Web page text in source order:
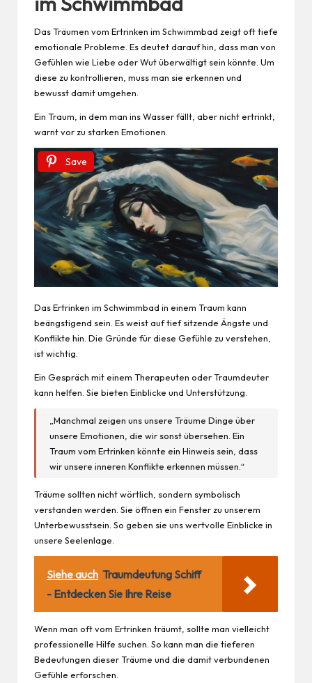
Das Träumen vom Ertrinken im Schwimmbad zeigt oft tiefe
emotionale Probleme. Es deutet darauf hin, dass man von
Gefühlen wie Liebe oder Wut überwältigt sein könnte. Um
diese zu kontrollieren, muss man sie erkennen und
bewusst damit umgehen.
Ein Traum, in dem man ins Wasser fällt, aber nicht ertrinkt,
warnt vor zu starken Emotionen.
Save
Das Ertrinken im Schwimmbad in einem Traum kann
beängstigend sein. Es weist auf tief sitzende Ängste und
Konflikte hin. Die Gründe für diese Gefühle zu verstehen,
ist wichtig.
Ein Gespräch mit einem Therapeuten oder Traumdeuter
kann helfen. Sie bieten Einblicke und Unterstützung.
„Manchmal zeigen uns unsere Träume Dinge über
unsere Emotionen, die wir sonst übersehen. Ein
Traum vom Ertrinken könnte ein Hinweis sein, dass
wir unsere inneren Konflikte erkennen müssen.“
Träume sollten nicht wörtlich, sondern symbolisch
verstanden werden. Sie öffnen ein Fenster zu unserem
Unterbewusstsein. So geben sie uns wertvolle Einblicke in
unsere Seelenlage.
Siehe auch Traumdeutung Schiff
- Entdecken Sie Ihre Reise
Wenn man oft vom Ertrinken träumt, sollte man vielleicht
professionelle Hilfe suchen. So kann man die tieferen
Bedeutungen dieser Träume und die damit verbundenen
Gefühle erforschen.